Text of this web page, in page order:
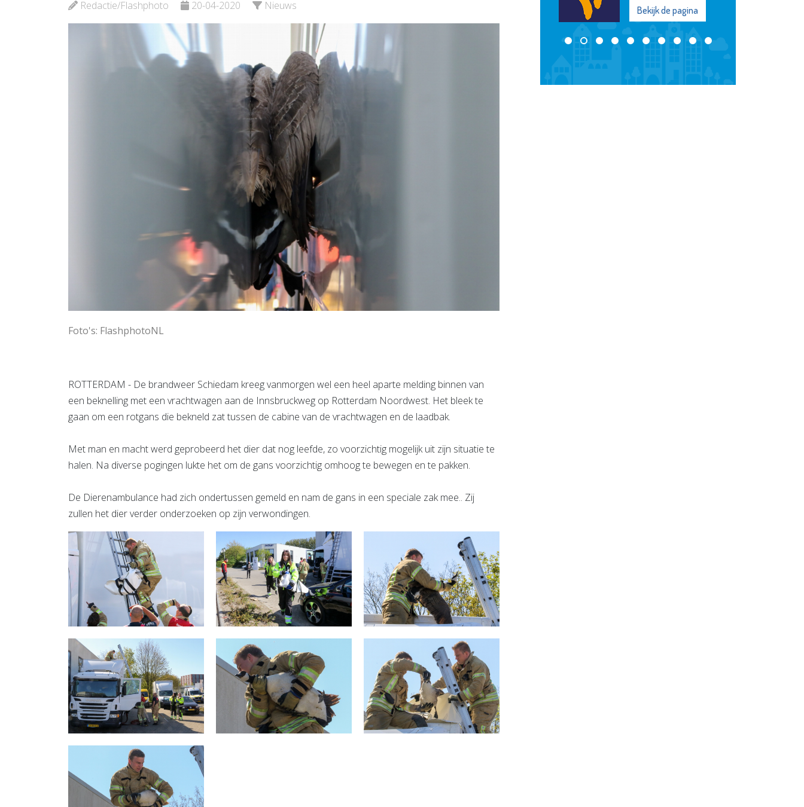
Redactie/Flashphoto 20-04-2020 Nieuws
Foto's: FlashphotoNL
ROTTERDAM - De brandweer Schiedam kreeg vanmorgen wel een heel aparte melding binnen van
een beknelling met een vrachtwagen aan de Innsbruckweg op Rotterdam Noordwest. Het bleek te
gaan om een rotgans die bekneld zat tussen de cabine van de vrachtwagen en de laadbak.
Met man en macht werd geprobeerd het dier dat nog leefde, zo voorzichtig mogelijk uit zijn situatie te
halen. Na diverse pogingen lukte het om de gans voorzichtig omhoog te bewegen en te pakken.
De Dierenambulance had zich ondertussen gemeld en nam de gans in een speciale zak mee.. Zij
zullen het dier verder onderzoeken op zijn verwondingen.
Bekijk de pagina Bekijk de pagina Bekijk de pagina